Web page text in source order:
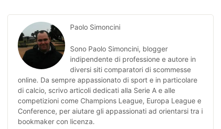
Paolo Simoncini
Sono Paolo Simoncini, blogger
indipendente di professione e autore in
diversi siti comparatori di scommesse
online. Da sempre appassionato di sport e in particolare
di calcio, scrivo articoli dedicati alla Serie A e alle
competizioni come Champions League, Europa League e
Conference, per aiutare gli appassionati ad orientarsi tra i
bookmaker con licenza.